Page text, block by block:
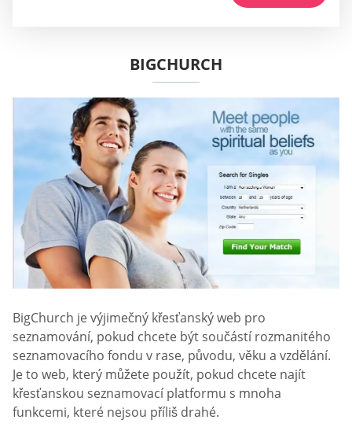
BIGCHURCH
BigChurch je výjimečný křesťanský web pro
seznamování, pokud chcete být součástí rozmanitého
seznamovacího fondu v rase, původu, věku a vzdělání.
Je to web, který můžete použít, pokud chcete najít
křesťanskou seznamovací platformu s mnoha
funkcemi, které nejsou příliš drahé.